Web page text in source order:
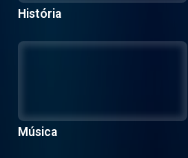
História
Música